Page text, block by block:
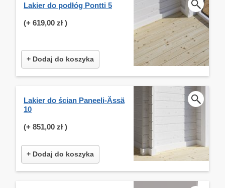
Lakier do podłóg Pontti 5
(+ 619,00 zł )
+ Dodaj do koszyka
Lakier do ścian Paneeli-Ässä
10
(+ 851,00 zł )
+ Dodaj do koszyka